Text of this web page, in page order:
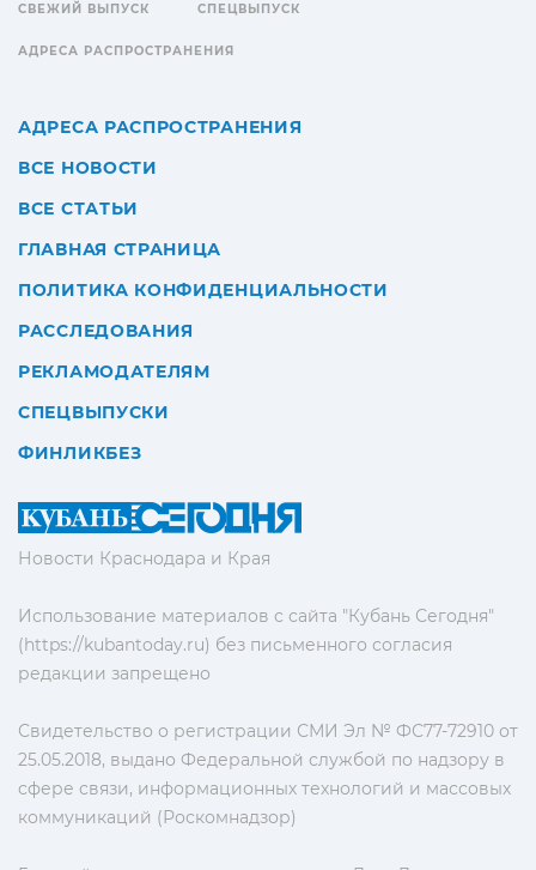
Новости Краснодара и Края
Использование материалов с сайта "Кубань Сегодня"
(https://kubantoday.ru) без письменного согласия
редакции запрещено
Свидетельство о регистрации СМИ Эл № ФС77-72910 от
25.05.2018, выдано Федеральной службой по надзору в
сфере связи, информационных технологий и массовых
коммуникаций (Роскомнадзор)
СВЕЖИЙ ВЫПУСК СПЕЦВЫПУСК
АДРЕСА РАСПРОСТРАНЕНИЯ
АДРЕСА РАСПРОСТРАНЕНИЯ
ВСЕ НОВОСТИ
ВСЕ СТАТЬИ
ГЛАВНАЯ СТРАНИЦА
ПОЛИТИКА КОНФИДЕНЦИАЛЬНОСТИ
РАССЛЕДОВАНИЯ
РЕКЛАМОДАТЕЛЯМ
СПЕЦВЫПУСКИ
ФИНЛИКБЕЗ